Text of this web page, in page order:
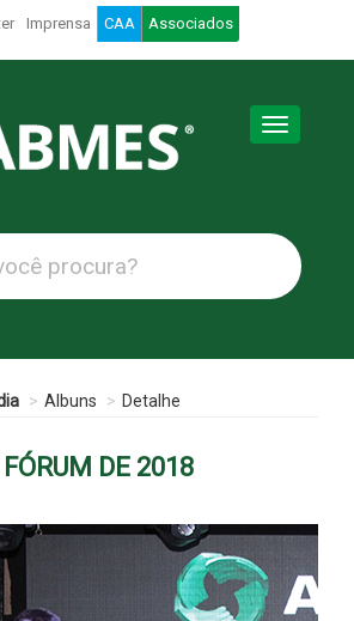
Imprensa CAA Associados
Toggle
Albuns Detalhe
DE 2018